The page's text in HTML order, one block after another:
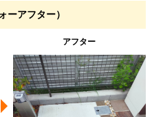
ーアフター）
アフター